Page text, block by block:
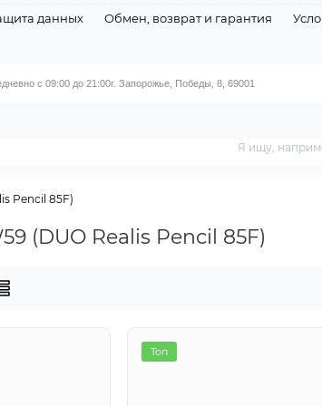
данных Обмен, возврат и гарантия
с 09:00 до 21:00г. Запорожье, Победы, 8, 69001
Я ищу,
Pencil 85F)
(DUO Realis Pencil 85F)
Топ